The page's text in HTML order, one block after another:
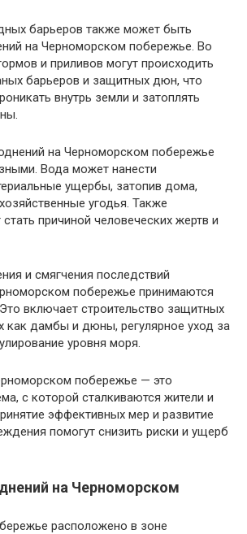
барьеров также может быть
на Черноморском побережье. Во
и приливов могут происходить
барьеров и защитных дюн, что
внутрь земли и затоплять
на Черноморском побережье
Вода может нанести
ущербы, затопив дома,
угодья. Также
причиной человеческих жертв и
и смягчения последствий
побережье принимаются
включает строительство защитных
как дамбы и дюны, регулярное уход за
уровня моря.
побережье — это
с которой сталкиваются жители и
эффективных мер и развитие
помогут снизить риски и ущерб
на Черноморском
расположено в зоне